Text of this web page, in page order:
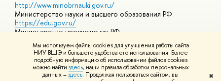
Мы используем файлы cookies для улучшения работы сайта
НИУ ВШЭ и большего удобства его использования. Более
подробную информацию об использовании файлов cookies
можно найти здесь, наши правила обработки персональных
данных –здесь. Продолжая пользоваться сайтом, вы
✖
http://www.minobrnauki.gov.ru/
Министерство науки и высшего образования РФ
https://edu.gov.ru/
Министерство просвещения РФ
https://elearning.hse.ru/mooc
Массовые открытые онлайн-курсы
© НИУ ВШЭ 1993–2026 Адреса и контактыУсловия